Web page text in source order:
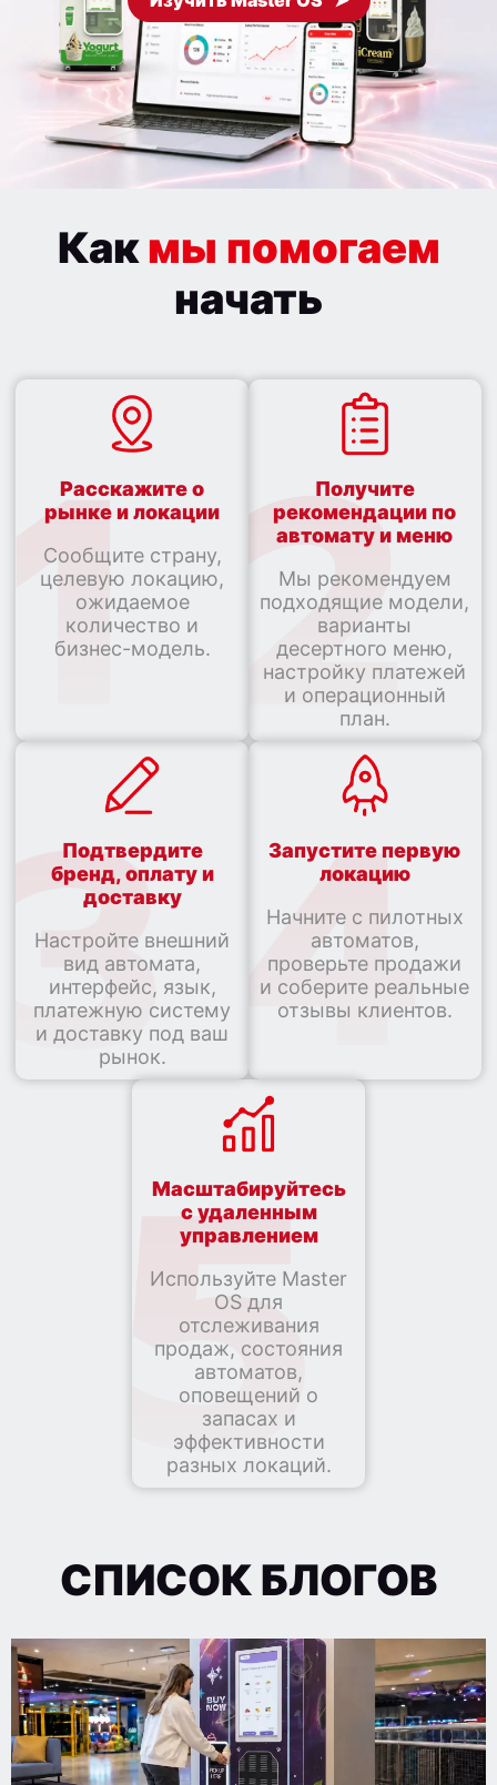
Какмы помогаем
начать
Расскажите о
рынке и локации
Сообщите страну,
целевую локацию,
ожидаемое
количество и
бизнес-модель.
Получите
рекомендации по
автомату и меню
Мы рекомендуем
подходящие модели,
варианты
десертного меню,
настройку платежей
и операционный
план.
Подтвердите
бренд, оплату и
доставку
Настройте внешний
вид автомата,
интерфейс, язык,
платежную систему
и доставку под ваш
рынок.
Запустите первую
локацию
Начните с пилотных
автоматов,
проверьте продажи
и соберите реальные
отзывы клиентов.
Масштабируйтесь
с удаленным
управлением
Используйте Master
OS для
отслеживания
продаж, состояния
автоматов,
оповещений о
запасах и
эффективности
разных локаций.
СПИСОК БЛОГОВ